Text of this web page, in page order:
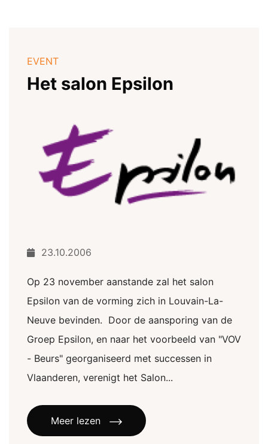
EVENT
Het salon Epsilon
23.10.2006
Op 23 november aanstande zal het salon
Epsilon van de vorming zich in Louvain-La-
Neuve bevinden. Door de aansporing van de
Groep Epsilon, en naar het voorbeeld van "VOV
- Beurs" georganiseerd met successen in
Vlaanderen, verenigt het Salon...
Meer lezen